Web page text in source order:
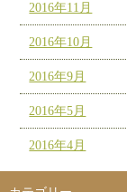
2016年11月
2016年10月
2016年9月
2016年5月
2016年4月